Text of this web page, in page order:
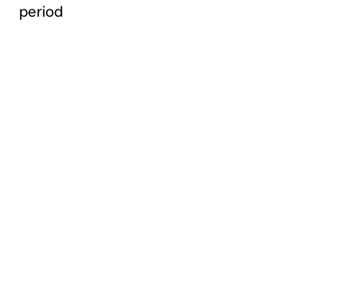
period